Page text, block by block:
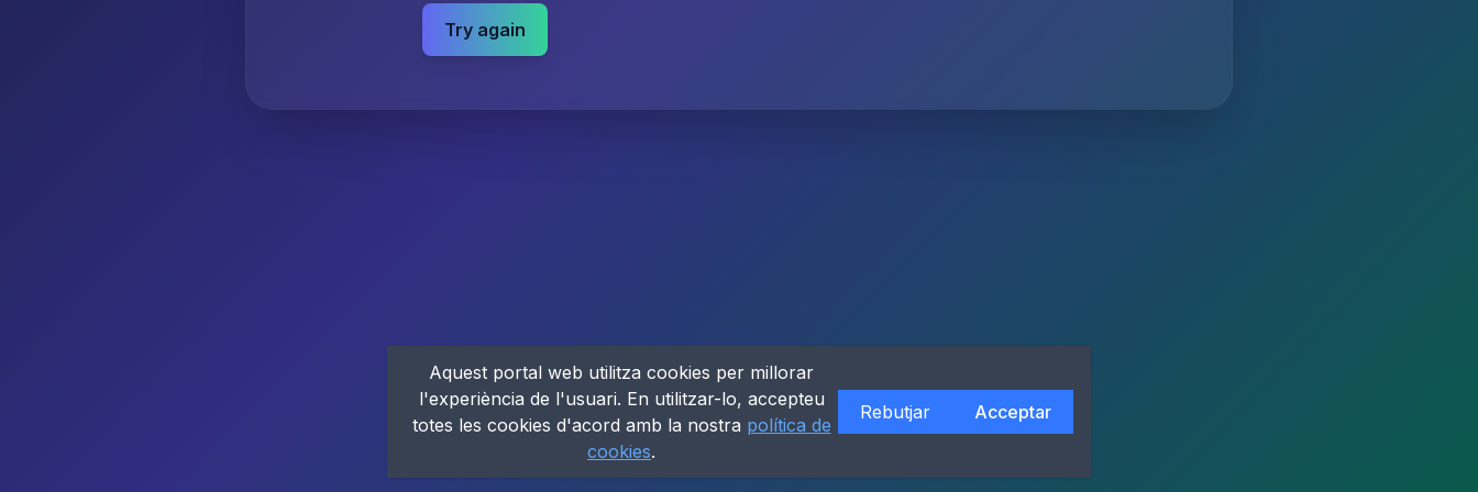
Try again
Aquest portal web utilitza cookies per millorar
l'experiència de l'usuari. En utilitzar-lo, accepteu
totes les cookies d'acord amb la nostra política de
cookies.
Rebutjar Acceptar